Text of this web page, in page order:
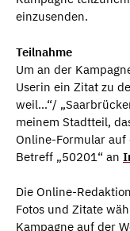
einzusenden.
Teilnahme
Um an der
Userin ein Zitat zu
weil…“/
meinem Stadtteil,
Online-Formular auf
Betreff „50201“ an
Die Online-
Fotos und Zitate
Kampagne auf der